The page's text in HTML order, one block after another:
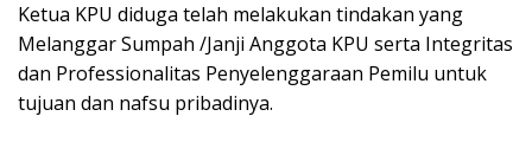
Ketua KPU diduga telah melakukan tindakan yang
Melanggar Sumpah /Janji Anggota KPU serta Integritas
dan Professionalitas Penyelenggaraan Pemilu untuk
tujuan dan nafsu pribadinya.